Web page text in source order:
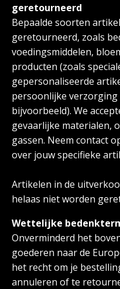
geretourneerd
Bepaalde soorten
geretourneerd, zoals
voedingsmiddelen,
producten (zoals
gepersonaliseerde
persoonlijke
bijvoorbeeld). We
gevaarlijke materialen,
gassen. Neem contact
over jouw specifieke
Artikelen in de
helaas niet worden
Wettelijke
Onverminderd het
goederen naar de
het recht om je
annuleren of te